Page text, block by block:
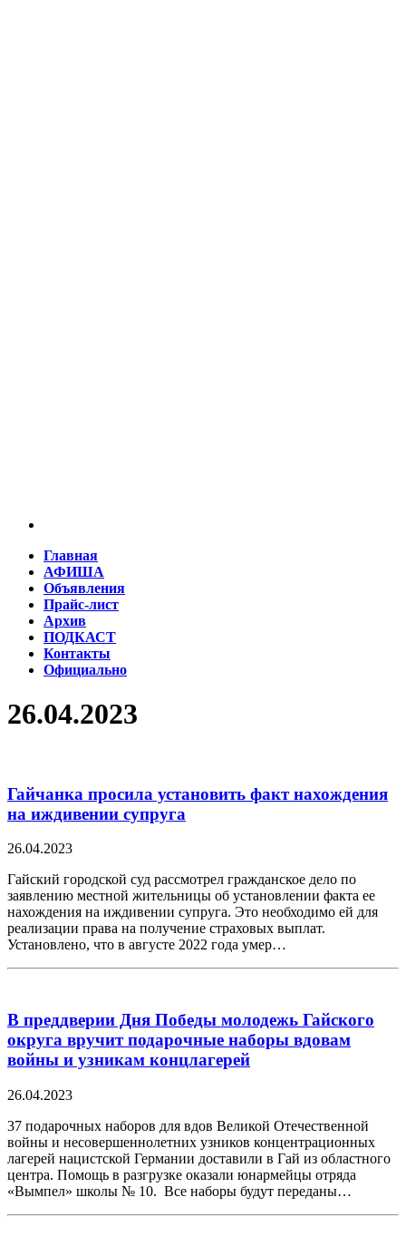
Главная
АФИША
Объявления
Прайс-лист
Архив
ПОДКАСТ
Контакты
Официально
26.04.2023
Гайчанка просила установить факт нахождения
на иждивении супруга
26.04.2023
Гайский городской суд рассмотрел гражданское дело по
заявлению местной жительницы об установлении факта ее
нахождения на иждивении супруга. Это необходимо ей для
реализации права на получение страховых выплат.
Установлено, что в августе 2022 года умер…
В преддверии Дня Победы молодежь Гайского
округа вручит подарочные наборы вдовам
войны и узникам концлагерей
26.04.2023
37 подарочных наборов для вдов Великой Отечественной
войны и несовершеннолетних узников концентрационных
лагерей нацистской Германии доставили в Гай из областного
центра. Помощь в разгрузке оказали юнармейцы отряда
«Вымпел» школы № 10. Все наборы будут переданы…